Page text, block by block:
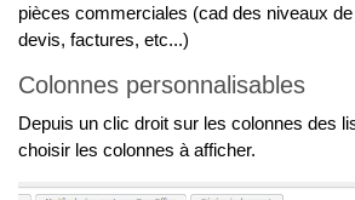
pièces commerciales (cad des niveaux
devis, factures, etc...)
Colonnes personnalisables
Depuis un clic droit sur les colonnes des
choisir les colonnes à afficher.